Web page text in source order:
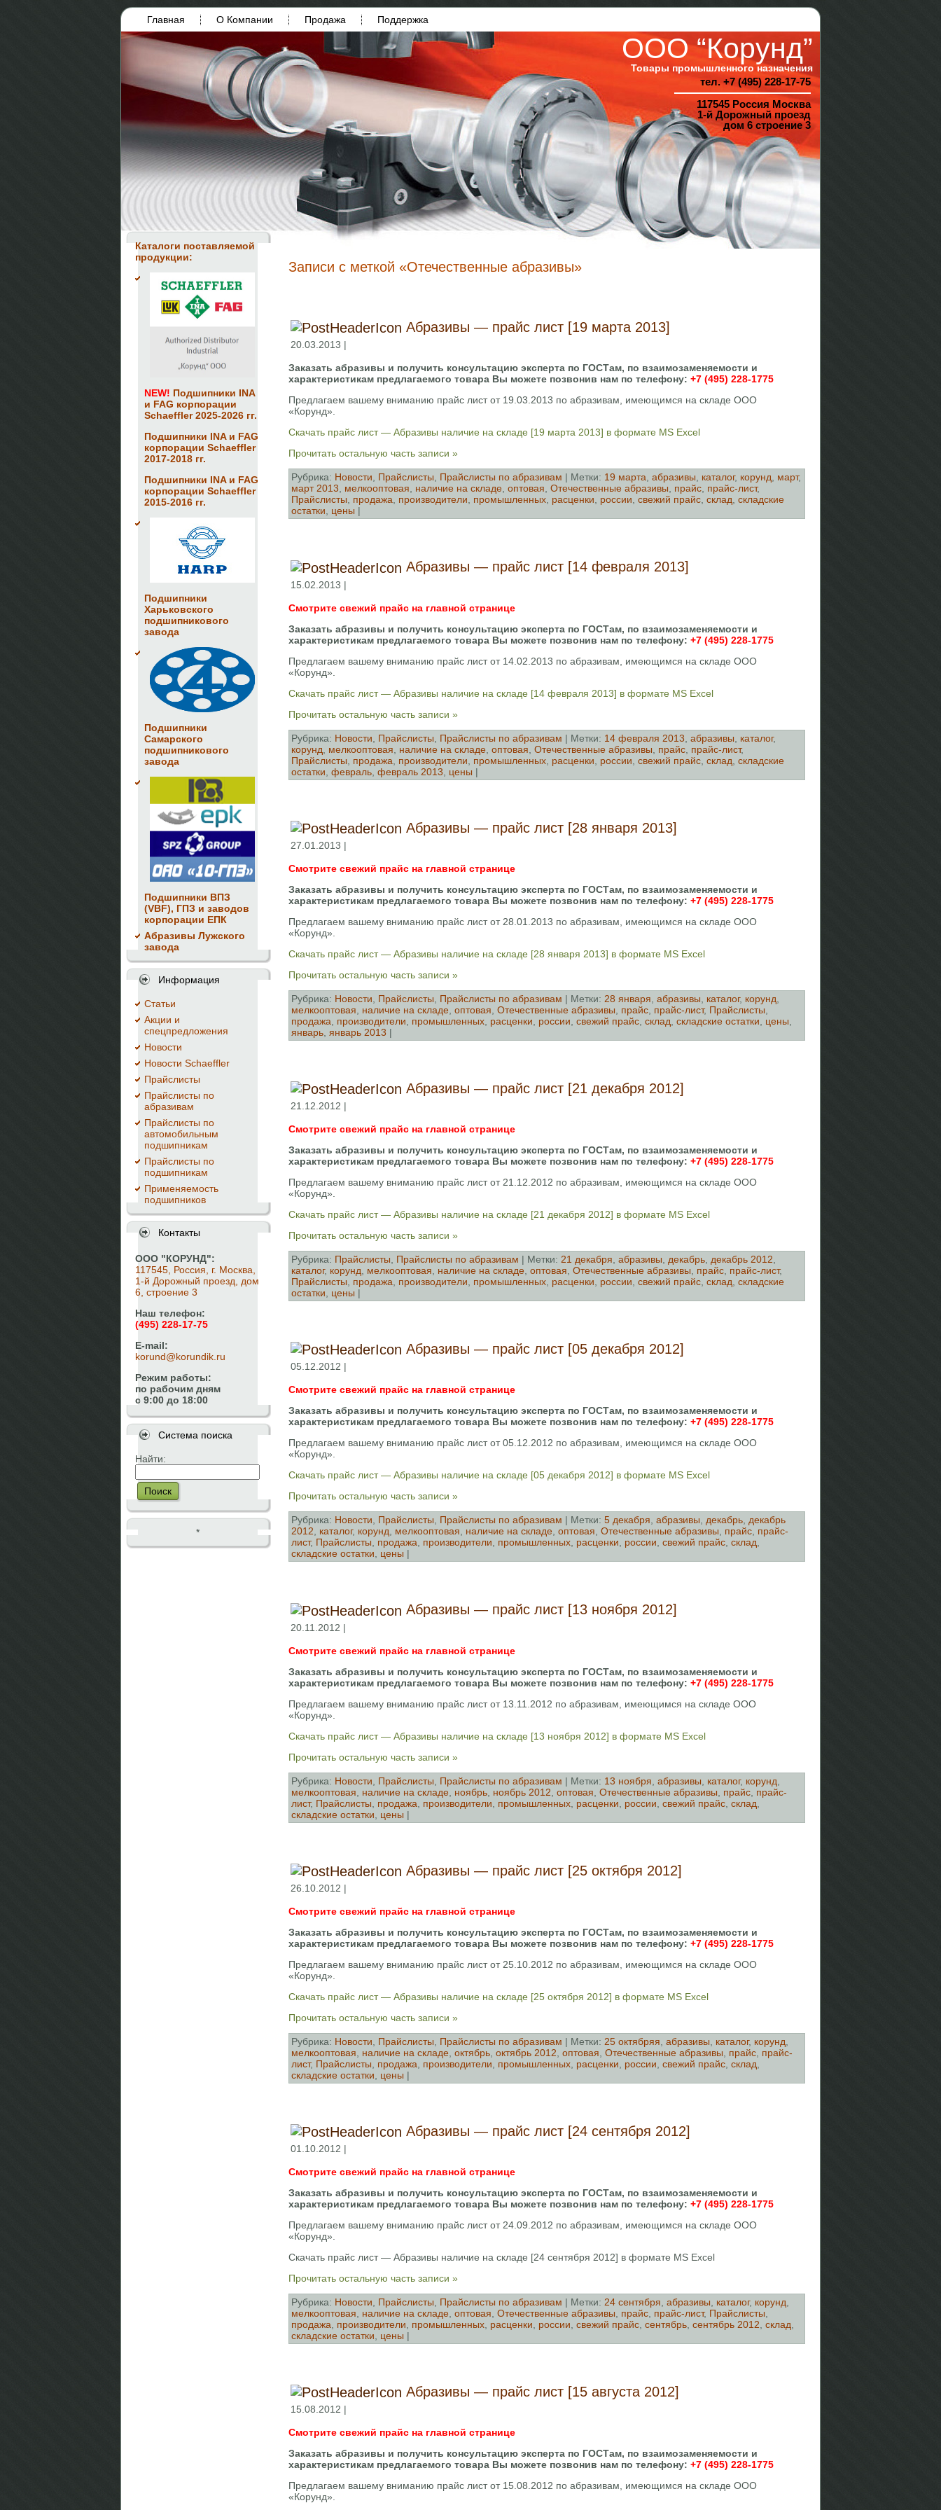
Главная О Компании Продажа Поддержка
ООО “Корунд”
Товары промышленного назначения
тел. +7 (495) 228-17-75
117545 Россия Москва
1-й Дорожный проезд
дом 6 строение 3
Каталоги поставляемой
продукции:
NEW! Подшипники INA
и FAG корпорации
Schaeffler 2025-2026 гг.
Подшипники INA и FAG
корпорации Schaeffler
2017-2018 гг.
Подшипники INA и FAG
корпорации Schaeffler
2015-2016 гг.
Подшипники
Харьковского
подшипникового
завода
Подшипники
Самарского
подшипникового
завода
Подшипники ВПЗ
(VBF), ГПЗ и заводов
корпорации ЕПК
Абразивы Лужского
завода
Информация
Cтатьи
Акции и
спецпредложения
Новости
Новости Schaeffler
Прайслисты
Прайслисты по
абразивам
Прайслисты по
автомобильным
подшипникам
Прайслисты по
подшипникам
Применяемость
подшипников
Контакты
ООО "КОРУНД":
117545, Россия, г. Москва,
1-й Дорожный проезд, дом
6, строение 3
Наш телефон:
(495) 228-17-75
E-mail:
korund@korundik.ru
Режим работы:
по рабочим дням
с 9:00 до 18:00
Система поиска
Найти:
Поиск
*
Записи с меткой «Отечественные абразивы»
Абразивы — прайс лист [19 марта 2013]
20.03.2013 |
Заказать абразивы и получить консультацию эксперта по ГОСТам, по взаимозаменяемости и
характеристикам предлагаемого товара Вы можете позвонив нам по телефону: +7 (495) 228-1775
Предлагаем вашему вниманию прайс лист от 19.03.2013 по абразивам, имеющимся на складе ООО
«Корунд».
Скачать прайс лист — Абразивы наличие на складе [19 марта 2013] в формате MS Excel
Прочитать остальную часть записи »
Рубрика: Новости, Прайслисты, Прайслисты по абразивам | Метки: 19 марта, абразивы, каталог, корунд, март,
март 2013, мелкооптовая, наличие на складе, оптовая, Отечественные абразивы, прайс, прайс-лист,
Прайслисты, продажа, производители, промышленных, расценки, россии, свежий прайс, склад, складские
остатки, цены |
Абразивы — прайс лист [14 февраля 2013]
15.02.2013 |
Смотрите свежий прайс на главной странице
Заказать абразивы и получить консультацию эксперта по ГОСТам, по взаимозаменяемости и
характеристикам предлагаемого товара Вы можете позвонив нам по телефону: +7 (495) 228-1775
Предлагаем вашему вниманию прайс лист от 14.02.2013 по абразивам, имеющимся на складе ООО
«Корунд».
Скачать прайс лист — Абразивы наличие на складе [14 февраля 2013] в формате MS Excel
Прочитать остальную часть записи »
Рубрика: Новости Прайслисты Прайслисты по абразивам | Метки: 14 февраля 2013 абразивы каталог,
корунд
мелкооптовая наличие на складе оптовая Отечественные абразивы прайс прайс-лист,
Прайслисты
продажа производители промышленных расценки россии свежий прайс склад складские
остатки февраль февраль 2013 цены |
Абразивы — прайс лист [28 января 2013]
27.01.2013 |
Смотрите свежий прайс на главной странице
Заказать абразивы и получить консультацию эксперта по ГОСТам, по взаимозаменяемости и
характеристикам предлагаемого товара Вы можете позвонив нам по телефону: +7 (495) 228-1775
Предлагаем вашему вниманию прайс лист от 28.01.2013 по абразивам, имеющимся на складе ООО
«Корунд».
Скачать прайс лист — Абразивы наличие на складе [28 января 2013] в формате MS Excel
Прочитать остальную часть записи »
Рубрика: Новости Прайслисты Прайслисты по абразивам | Метки: 28 января абразивы каталог, корунд
мелкооптовая
наличие на складе оптовая Отечественные абразивы прайс прайс-лист, Прайслисты
продажа
производители промышленных расценки россии свежий прайс склад складские остатки цены
январь январь 2013 |
Абразивы — прайс лист [21 декабря 2012]
21.12.2012 |
Смотрите свежий прайс на главной странице
Заказать абразивы и получить консультацию эксперта по ГОСТам, по взаимозаменяемости и
характеристикам предлагаемого товара Вы можете позвонив нам по телефону: +7 (495) 228-1775
Предлагаем вашему вниманию прайс лист от 21.12.2012 по абразивам, имеющимся на складе ООО
«Корунд».
Скачать прайс лист — Абразивы наличие на складе [21 декабря 2012] в формате MS Excel
Прочитать остальную часть записи »
Рубрика: Прайслисты Прайслисты по абразивам | Метки: 21 декабря абразивы декабрь декабрь 2012
каталог, корунд мелкооптовая наличие на складе оптовая Отечественные абразивы прайс прайс-лист,
Прайслисты
продажа производители промышленных расценки россии свежий прайс склад складские
остатки
цены |
Абразивы — прайс лист [05 декабря 2012]
05.12.2012 |
Смотрите свежий прайс на главной странице
Заказать абразивы и получить консультацию эксперта по ГОСТам, по взаимозаменяемости и
характеристикам предлагаемого товара Вы можете позвонив нам по телефону: +7 (495) 228-1775
Предлагаем вашему вниманию прайс лист от 05.12.2012 по абразивам, имеющимся на складе ООО
«Корунд».
Скачать прайс лист — Абразивы наличие на складе [05 декабря 2012] в формате MS Excel
Прочитать остальную часть записи »
Рубрика: Новости, Прайслисты, Прайслисты по абразивам | Метки: 5 декабря, абразивы, декабрь, декабрь
2012, каталог, корунд, мелкооптовая, наличие на складе, оптовая, Отечественные абразивы, прайс, прайс-
лист, Прайслисты, продажа, производители, промышленных, расценки, россии, свежий прайс, склад,
складские остатки, цены |
Абразивы — прайс лист [13 ноября 2012]
20.11.2012 |
Смотрите свежий прайс на главной странице
Заказать абразивы и получить консультацию эксперта по ГОСТам, по взаимозаменяемости и
характеристикам предлагаемого товара Вы можете позвонив нам по телефону: +7 (495) 228-1775
Предлагаем вашему вниманию прайс лист от 13.11.2012 по абразивам, имеющимся на складе ООО
«Корунд».
Скачать прайс лист — Абразивы наличие на складе [13 ноября 2012] в формате MS Excel
Прочитать остальную часть записи »
Рубрика: Новости Прайслисты Прайслисты по абразивам | Метки: 13 ноября абразивы каталог, корунд
мелкооптовая
наличие на складе ноябрь ноябрь 2012 оптовая Отечественные абразивы прайс прайс-
лист, Прайслисты продажа производители промышленных расценки россии свежий прайс склад
складские остатки
цены |
Абразивы — прайс лист [25 октября 2012]
26.10.2012 |
Смотрите свежий прайс на главной странице
Заказать абразивы и получить консультацию эксперта по ГОСТам, по взаимозаменяемости и
характеристикам предлагаемого товара Вы можете позвонив нам по телефону: +7 (495) 228-1775
Предлагаем вашему вниманию прайс лист от 25.10.2012 по абразивам, имеющимся на складе ООО
«Корунд».
Скачать прайс лист — Абразивы наличие на складе [25 октября 2012] в формате MS Excel
Прочитать остальную часть записи »
Рубрика: Новости Прайслисты Прайслисты по абразивам | Метки: 25 октябряя абразивы каталог, корунд
мелкооптовая
наличие на складе октябрь октябрь 2012 оптовая Отечественные абразивы прайс прайс-
лист, Прайслисты продажа производители промышленных расценки россии свежий прайс склад
складские остатки
цены |
Абразивы — прайс лист [24 сентября 2012]
01.10.2012 |
Смотрите свежий прайс на главной странице
Заказать абразивы и получить консультацию эксперта по ГОСТам, по взаимозаменяемости и
характеристикам предлагаемого товара Вы можете позвонив нам по телефону: +7 (495) 228-1775
Предлагаем вашему вниманию прайс лист от 24.09.2012 по абразивам, имеющимся на складе ООО
«Корунд».
Скачать прайс лист — Абразивы наличие на складе [24 сентября 2012] в формате MS Excel
Прочитать остальную часть записи »
Рубрика: Новости Прайслисты Прайслисты по абразивам | Метки: 24 сентября абразивы каталог, корунд
мелкооптовая
наличие на складе оптовая Отечественные абразивы прайс прайс-лист, Прайслисты
продажа
производители промышленных расценки россии свежий прайс сентябрь сентябрь 2012 склад
складские остатки
цены |
Абразивы — прайс лист [15 августа 2012]
15.08.2012 |
Смотрите свежий прайс на главной странице
Заказать абразивы и получить консультацию эксперта по ГОСТам, по взаимозаменяемости и
характеристикам предлагаемого товара Вы можете позвонив нам по телефону: +7 (495) 228-1775
Предлагаем вашему вниманию прайс лист от 15.08.2012 по абразивам, имеющимся на складе ООО
«Корунд».